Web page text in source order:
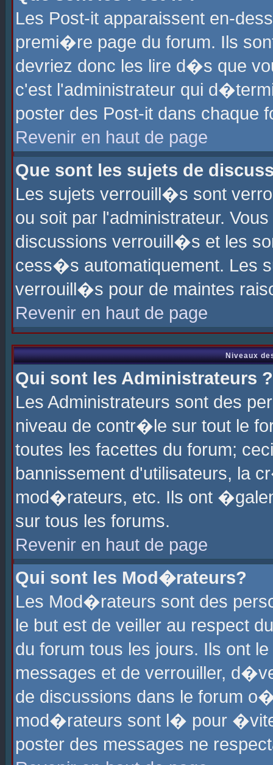
Les Post-it apparaissent en-
premi�re page du forum. Ils
devriez donc les lire d�s que
c'est l'administrateur qui
poster des Post-it dans chaque
Revenir en haut de page
Que sont les sujets de
Les sujets verrouill�s sont
ou soit par l'administrateur.
discussions verrouill�s et les
cess�s automatiquement. Les
verrouill�s pour de maintes
Revenir en haut de page
Niveaux
Qui sont les Administrateurs ?
Les Administrateurs sont des
niveau de contr�le sur tout le
toutes les facettes du forum;
bannissement d'utilisateurs, la
mod�rateurs, etc. Ils ont
sur tous les forums.
Revenir en haut de page
Qui sont les Mod�rateurs?
Les Mod�rateurs sont des
le but est de veiller au respect
du forum tous les jours. Ils ont
messages et de verrouiller,
de discussions dans le forum
mod�rateurs sont l� pour
poster des messages ne